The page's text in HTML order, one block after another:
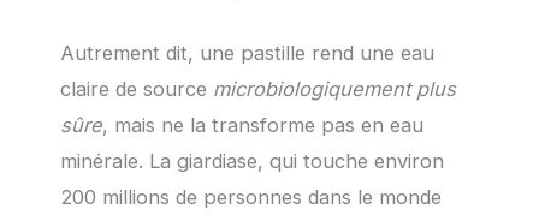
Autrement dit, une pastille rend une eau
claire de source microbiologiquement plus
sûre, mais ne la transforme pas en eau
minérale. La giardiase, qui touche environ
200 millions de personnes dans le monde